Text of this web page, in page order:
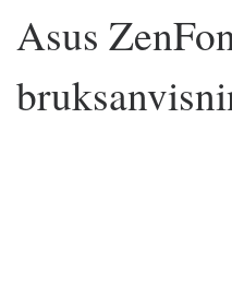
Asus